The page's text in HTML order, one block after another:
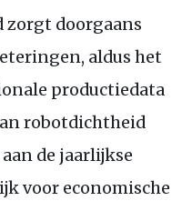
zorgt doorgaans
aldus het
productiedata
robotdichtheid
de jaarlijkse
voor economische